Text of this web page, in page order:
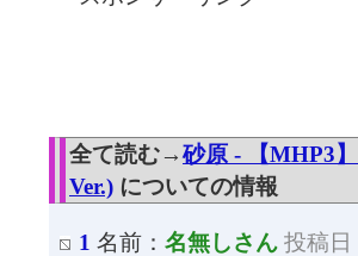
全て読む→砂原 - 【MHP3
Ver.) についての情報
1 名前： 名無しさん 投稿日